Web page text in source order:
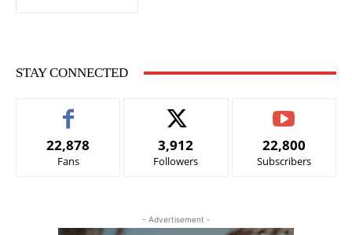
STAY CONNECTED
22,878
Fans
3,912
Followers
22,800
Subscribers
- Advertisement -